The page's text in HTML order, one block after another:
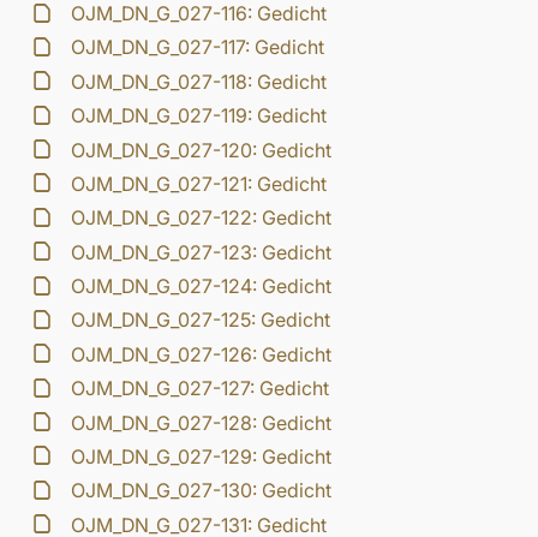
OJM_DN_G_027-116: Gedicht
OJM_DN_G_027-117: Gedicht
OJM_DN_G_027-118: Gedicht
OJM_DN_G_027-119: Gedicht
OJM_DN_G_027-120: Gedicht
OJM_DN_G_027-121: Gedicht
OJM_DN_G_027-122: Gedicht
OJM_DN_G_027-123: Gedicht
OJM_DN_G_027-124: Gedicht
OJM_DN_G_027-125: Gedicht
OJM_DN_G_027-126: Gedicht
OJM_DN_G_027-127: Gedicht
OJM_DN_G_027-128: Gedicht
OJM_DN_G_027-129: Gedicht
OJM_DN_G_027-130: Gedicht
OJM_DN_G_027-131: Gedicht